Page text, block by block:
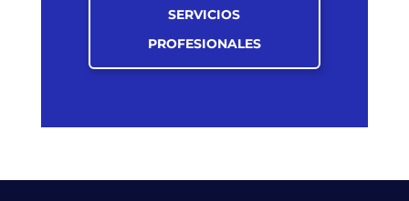
SERVICIOS
PROFESIONALES